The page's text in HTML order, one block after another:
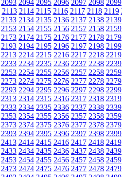
2093 2094 2095 2096 2097 2098 2099
2113 2114 2115 2116 2117 2118 2119
2133 2134 2135 2136 2137 2138 2139
2153 2154 2155 2156 2157 2158 2159
2173 2174 2175 2176 2177 2178 2179
2193 2194 2195 2196 2197 2198 2199
2213 2214 2215 2216 2217 2218 2219
2233 2234 2235 2236 2237 2238 2239
2253 2254 2255 2256 2257 2258 2259
2273 2274 2275 2276 2277 2278 2279
2293 2294 2295 2296 2297 2298 2299
2313 2314 2315 2316 2317 2318 2319
2333 2334 2335 2336 2337 2338 2339
2353 2354 2355 2356 2357 2358 2359
2373 2374 2375 2376 2377 2378 2379
2393 2394 2395 2396 2397 2398 2399
2413 2414 2415 2416 2417 2418 2419
2433 2434 2435 2436 2437 2438 2439
2453 2454 2455 2456 2457 2458 2459
2473 2474 2475 2476 2477 2478 2479